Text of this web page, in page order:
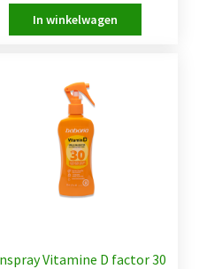
Vitamine D factor 30